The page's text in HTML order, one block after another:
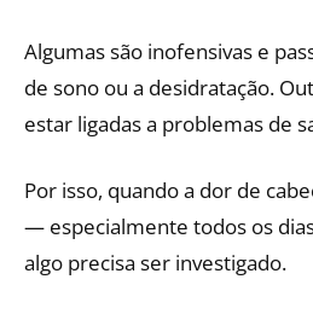
Algumas são inofensivas e
de sono ou a desidratação.
estar ligadas a problemas de
Por isso, quando a dor de
— especialmente todos os
algo precisa ser investigado.